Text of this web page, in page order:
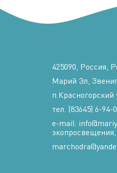
425090, Россия,
Марий Эл,
тел. (83645) 6-94-
e-mail: